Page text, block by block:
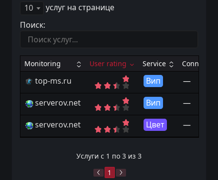
10
услуг на странице
Поиск:
Monitoring User rating Service Connects
top-ms.ru Вип —
serverov.net Вип —
serverov.net Цвет —
Услуги с 1 по 3 из 3
1